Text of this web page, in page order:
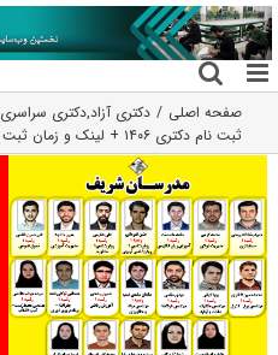
رفتن
به
محتوا
صفحه اصلی دکتری آزاد,دکتری سراسری
ثبت نام دکتری ۱۴۰۶ + لینک و زمان ثبت نام کنکور دکتری 1406